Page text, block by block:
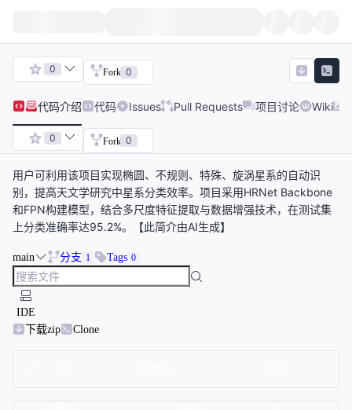
0 Fork 0
代码介绍 代码 Issues Pull Requests 项目讨论 Wiki
0 Fork 0
用户可利用该项目实现椭圆、不规则、特殊、旋涡星系的自动识
别，提高天文学研究中星系分类效率。项目采用HRNet Backbone
和FPN构建模型，结合多尺度特征提取与数据增强技术，在测试集
上分类准确率达95.2%。【此简介由AI生成】
main 分支 1 Tags 0
IDE
下载zip
Clone